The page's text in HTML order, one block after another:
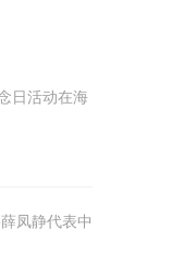
日活动在海
凤静代表中